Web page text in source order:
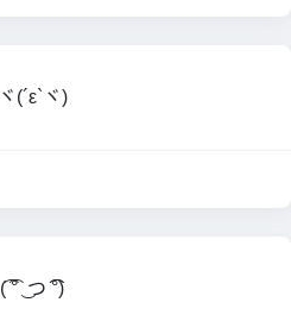
ヾ(´ε`ヾ)
(͡ ͡° ͜ つ ͡͡°)